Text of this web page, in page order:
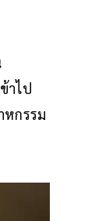
าไป
หกรรม